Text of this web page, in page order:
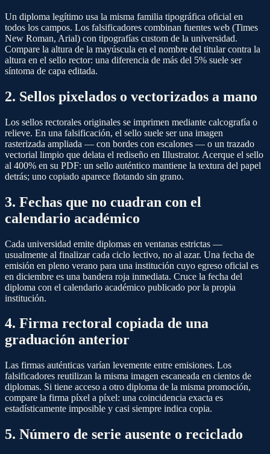
Un diploma legítimo usa la misma familia tipográfica oficial en
todos los campos. Los falsificadores combinan fuentes web (Times
New Roman, Arial) con tipografías custom de la universidad.
Compare la altura de la mayúscula en el nombre del titular contra la
altura en el sello rector: una diferencia de más del 5% suele ser
síntoma de capa editada.
2. Sellos pixelados o vectorizados a mano
Los sellos rectorales originales se imprimen mediante calcografía o
relieve. En una falsificación, el sello suele ser una imagen
rasterizada ampliada — con bordes con escalones — o un trazado
vectorial limpio que delata el rediseño en Illustrator. Acerque el sello
al 400% en su PDF: un sello auténtico mantiene la textura del papel
detrás; uno copiado aparece flotando sin grano.
3. Fechas que no cuadran con el
calendario académico
Cada universidad emite diplomas en ventanas estrictas —
usualmente al finalizar cada ciclo lectivo, no al azar. Una fecha de
emisión en pleno verano para una institución cuyo egreso oficial es
en diciembre es una bandera roja inmediata. Cruce la fecha del
diploma con el calendario académico publicado por la propia
institución.
4. Firma rectoral copiada de una
graduación anterior
Las firmas auténticas varían levemente entre emisiones. Los
falsificadores reutilizan la misma imagen escaneada en cientos de
diplomas. Si tiene acceso a otro diploma de la misma promoción,
compare la firma píxel a píxel: una coincidencia exacta es
estadísticamente imposible y casi siempre indica copia.
5. Número de serie ausente o reciclado